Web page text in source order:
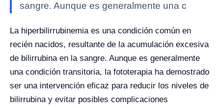
sangre. Aunque es generalmente una c
La hiperbilirrubinemia es una condición común en
recién nacidos, resultante de la acumulación excesiva
de bilirrubina en la sangre. Aunque es generalmente
una condición transitoria, la fototerapia ha demostrado
ser una intervención eficaz para reducir los niveles de
bilirrubina y evitar posibles complicaciones